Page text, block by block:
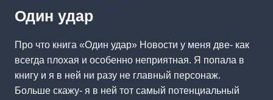
Один удар
Про что книга «Один удар» Новости у меня две- как
всегда плохая и особенно неприятная. Я попала в
книгу и я в ней ни разу не главный персонаж.
Больше скажу- я в ней тот самый потенциальный